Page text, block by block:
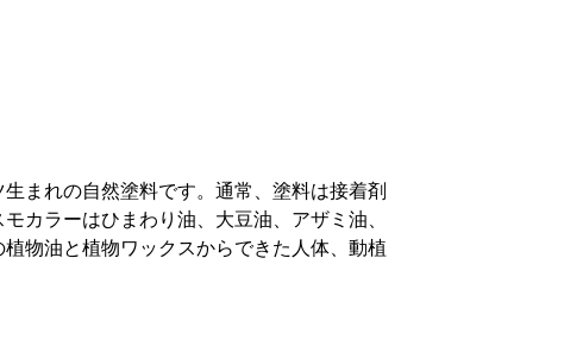
まれの自然塗料です。通常、塗料は接着剤
カラーはひまわり油、大豆油、アザミ油、
物油と植物ワックスからできた人体、動植